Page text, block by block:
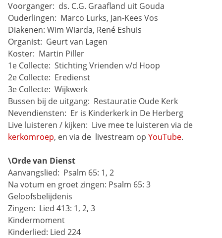
Voorganger: ds. C.G. Graafland uit Gouda
Ouderlingen: Marco Lurks, Jan-Kees Vos
Diakenen: Wim Wiarda, René Eshuis
Organist: Geurt van Lagen
Koster: Martin Piller
1e Collecte: Stichting Vrienden v/d Hoop
2e Collecte: Eredienst
3e Collecte: Wijkwerk
Bussen bij de uitgang: Restauratie Oude Kerk
Nevendiensten: Er is Kinderkerk in De Herberg
Live luisteren / kijken:
kerkomroep, en via de livestream op YouTube.
\Orde van Dienst
Aanvangslied: Psalm 65: 1, 2
Na votum en groet zingen: Psalm 65: 3
Geloofsbelijdenis
Zingen: Lied 413: 1, 2, 3
Kindermoment
Kinderlied: Lied 224